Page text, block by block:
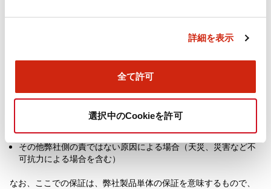
詳細を表示
全て許可
選択中のCookieを許可
弊社以外の者によるソフトウェアプログラムによる場合
弊社製品本来の使い方以外の使用による場合
クセサリー類の取り付けなどが正しくされていなかったことに
弊社からの出荷当時の科学・技術の水準では予見できなかった
場合
その他弊社側の責ではない原因による場合（天災、災害など不
可抗力による場合を含む）
なお、ここでの保証は、弊社製品単体の保証を意味するもので、